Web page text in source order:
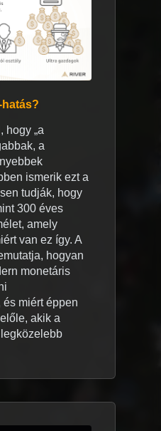
hatás?
hogy „a
a
ismerik ezt a
tudják, hogy
300 éves
amely
van ez így. A
hogyan
monetáris
miért éppen
akik a